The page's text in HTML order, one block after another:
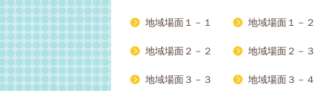
地域場面１－１ 地域場面１－２
地域場面２－２ 地域場面２－３
地域場面３－３ 地域場面３－４